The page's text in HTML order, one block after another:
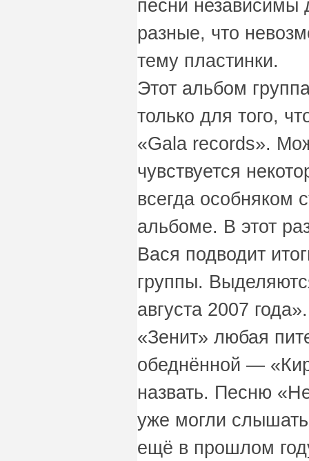
песни независимы
разные, что
тему пластинки.
Этот альбом
только для того,
«Gala records».
чувствуется
всегда особняком
альбоме. В этот
Вася подводит
группы.
августа 2007
«Зенит» любая
обеднённой —
назвать. Песню
уже могли
ещё в прошлом